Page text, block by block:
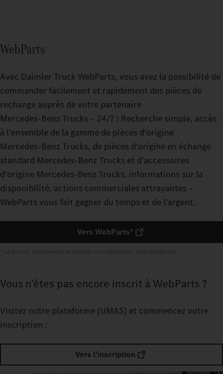
WebParts
Avec Daimler Truck WebParts, vous avez la possibilité de
commander facilement et rapidement des pièces de
rechange auprès de votre partenaire
Mercedes‑Benz Trucks – 24/7 ! Recherche simple, accès
à l'ensemble de la gamme de pièces d'origine
Mercedes‑Benz Trucks, de pièces d'origine en échange
standard Mercedes‑Benz Trucks et d'accessoires
d'origine Mercedes‑Benz Trucks, informations sur la
disponibilité, actions commerciales attrayantes –
WebParts vous fait gagner du temps et de l'argent.
Vers WebParts*
Vous n'êtes pas encore inscrit à WebParts ?
Visitez notre plateforme (UMAS) et commencez votre
inscription :
Vers l'inscription